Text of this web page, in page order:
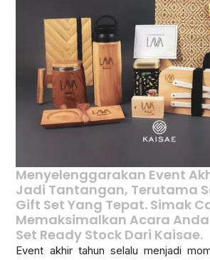
Menyelenggarakan Event
Jadi Tantangan, Terutama
Gift Set Yang Tepat. Simak
Memaksimalkan Acara
Set Ready Stock Dari Kaisae.
Event akhir tahun selalu menjadi